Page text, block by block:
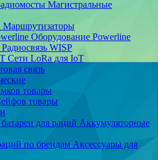
Магистральные
Маршрутизаторы
Оборудование Powerline
Радиосвязь WISP
Сети LoRa для IoT
связь
товары
товары
Аккумуляторные
Аксессуары для